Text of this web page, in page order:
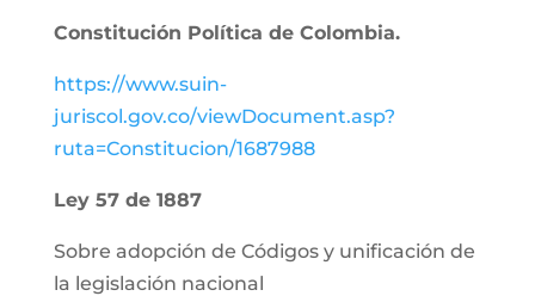
Constitución Política de Colombia.
https://www.suin-
juriscol.gov.co/viewDocument.asp?
ruta=Constitucion/1687988
Ley 57 de 1887
Sobre adopción de Códigos y unificación de
la legislación nacional